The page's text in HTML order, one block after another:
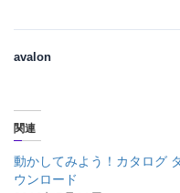
avalon
関連
動かしてみよう！カタログ
ウンロード